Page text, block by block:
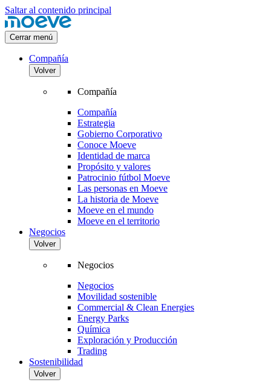
Saltar al contenido principal
Cerrar menú
Compañía
Volver
Compañía
Compañía
Estrategia
Gobierno Corporativo
Conoce Moeve
Identidad de marca
Propósito y valores
Patrocinio fútbol Moeve
Las personas en Moeve
La historia de Moeve
Moeve en el mundo
Moeve en el territorio
Negocios
Volver
Negocios
Negocios
Movilidad sostenible
Commercial & Clean Energies
Energy Parks
Química
Exploración y Producción
Trading
Sostenibilidad
Volver